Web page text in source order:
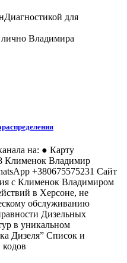
для
лично Владимира
на: ● Карту
Клименок Владимир
+380675575231 Сайт
с Клименок Владимиром
в Херсоне, не
обслуживанию
Дизельных
в уникальном
Дизеля” Список и